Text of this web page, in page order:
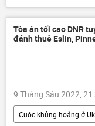
Đông Nam Á
Quan điểm-Ý kiến
Tòa án tối cao DNR
đánh thuê Eslin,
9 Tháng Sáu 2022,
Cuộc khủng hoảng ở